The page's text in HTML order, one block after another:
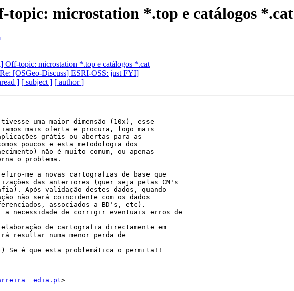
microstation *.top e catálogos *.cat
Off-topic: microstation *.top e catálogos *.cat
[OSGeo-Discuss] ESRI-OSS: just FYI]
] [ subject ] [ author ]
uma maior dimensão (10x), esse
mais oferta e procura, logo mais
grátis ou abertas para as
poucos e esta metodologia dos
não é muito comum, ou apenas
o problema.
me a novas cartografias de base que
das anteriores (quer seja pelas CM's
Após validação destes dados, quando
não será coincidente com os dados
associados a BD's, etc).
a necessidade de corrigir eventuais erros de
de cartografia directamente em
resultar numa menor perda de
é que esta problemática o permita!!
edia.pt>